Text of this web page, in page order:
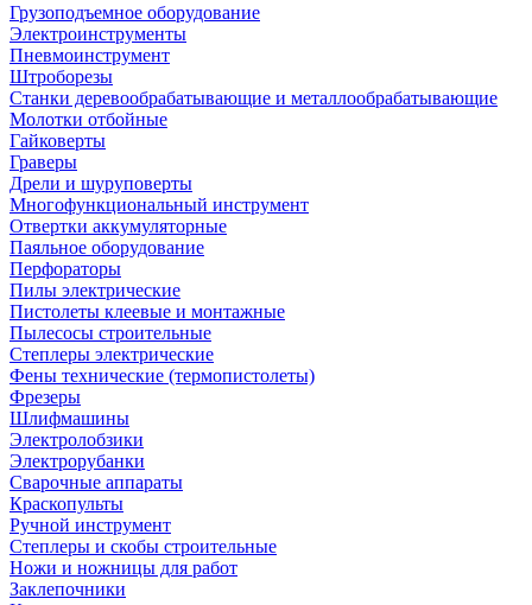
Грузоподъемное оборудование
Электроинструменты
Пневмоинструмент
Штроборезы
Станки деревообрабатывающие и металлообрабатывающие
Молотки отбойные
Гайковерты
Граверы
Дрели и шуруповерты
Многофункциональный инструмент
Отвертки аккумуляторные
Паяльное оборудование
Перфораторы
Пилы электрические
Пистолеты клеевые и монтажные
Пылесосы строительные
Степлеры электрические
Фены технические (термопистолеты)
Фрезеры
Шлифмашины
Электролобзики
Электрорубанки
Сварочные аппараты
Краскопульты
Ручной инструмент
Степлеры и скобы строительные
Ножи и ножницы для работ
Заклепочники